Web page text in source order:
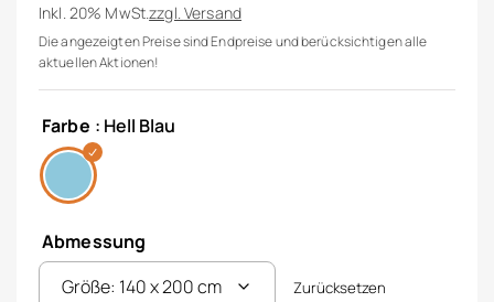
Inkl. 20% MwSt.zzgl. Versand
Die angezeigten Preise sind Endpreise und berücksichtigen alle
aktuellen Aktionen!
Farbe : Hell Blau
Abmessung
Zurücksetzen